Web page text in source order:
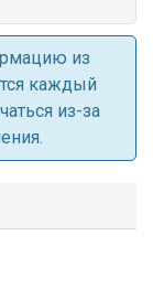
из
каждый
из-за